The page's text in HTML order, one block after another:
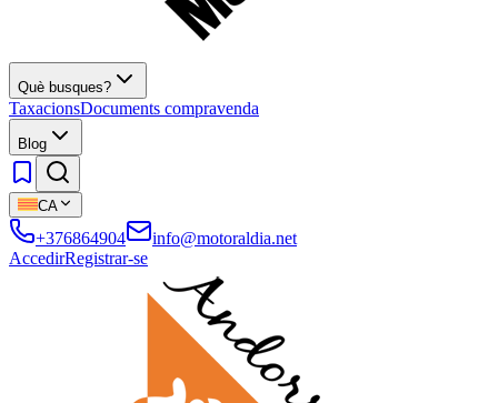
Què busques?
TaxacionsDocuments compravenda
Blog
CA
+376864904
info@motoraldia.net
AccedirRegistrar-se